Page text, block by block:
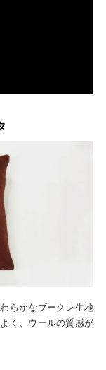
らかなブークレ生地
く、ウールの質感が